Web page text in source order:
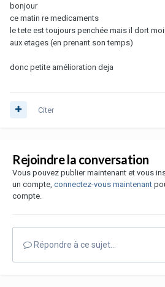
bonjour
ce matin re medicaments
le tete est toujours penchée mais il dort
aux etages (en prenant son temps)
donc petite amélioration deja
Citer
Rejoindre la conversation
Vous pouvez publier maintenant et vous
un compte, connectez-vous maintenant
compte.
Répondre à ce sujet…